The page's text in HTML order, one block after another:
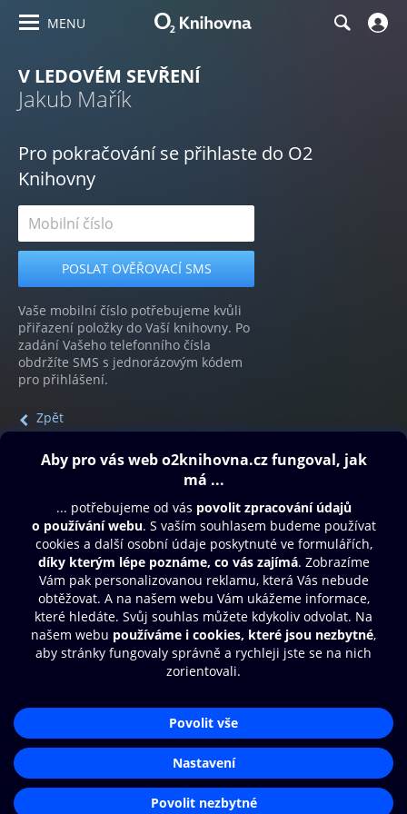
MENU
V LEDOVÉM SEVŘENÍ
Jakub Mařík
Pro pokračování se přihlaste do O2
Knihovny
Vaše mobilní číslo potřebujeme kvůli
přiřazení položky do Vaší knihovny. Po
zadání Vašeho telefonního čísla
obdržíte SMS s jednorázovým kódem
pro přihlášení.
Zpět
Obsah ke stažení
Moje O2 Knihovna
Další zábava
© O2 Czech Republic a.s.
Přístupnost
Zásady zpracování osobních údajů
Nastavení cookies
Aplikace O2 Knihovna
Čti a poslouchej své e-knihy a
audioknihy rychleji a pohodlněji.